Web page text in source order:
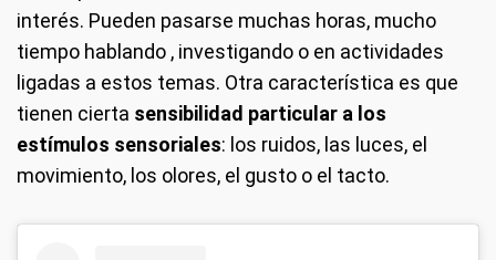
interés. Pueden pasarse muchas horas, mucho
tiempo hablando , investigando o en actividades
ligadas a estos temas. Otra característica es que
tienen cierta sensibilidad particular a los
estímulos sensoriales: los ruidos, las luces, el
movimiento, los olores, el gusto o el tacto.